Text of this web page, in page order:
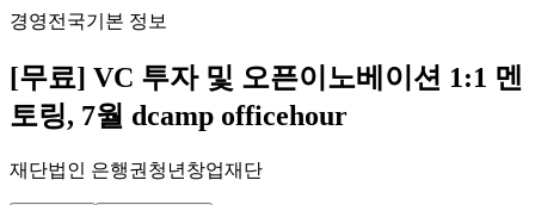
경영전국기본 정보
[무료] VC 투자 및 오픈이노베이션 1:1 멘
토링, 7월 dcamp officehour
재단법인 은행권청년창업재단